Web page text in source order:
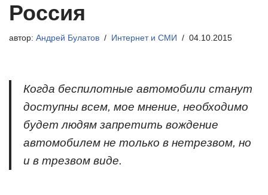
Россия
автор: Андрей Булатов Интернет и СМИ 04.10.2015
Когда беспилотные автомобили станут
доступны всем, мое мнение, необходимо
будет людям запретить вождение
автомобилем не только в нетрезвом, но
и в трезвом виде.